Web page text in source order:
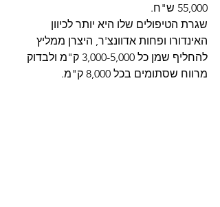
55,000 ש"ח.
שגרת הטיפולים שלו היא יותר לכיוון
האינדורו ופחות אדוונצ'ר, היצרן ממליץ
להחליף שמן כל 3,000-5,000 ק"מ ולבדוק
מרווח שסתומים בכל 8,000 ק"מ.